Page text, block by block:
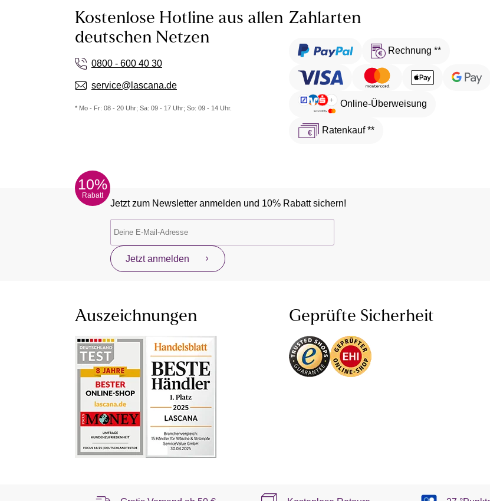
Kostenlose Hotline aus allen
deutschen Netzen
0800 - 600 40 30
service@lascana.de
* Mo - Fr: 08 - 20 Uhr; Sa: 09 - 17 Uhr; So: 09 - 14 Uhr.
Zahlarten
Rechnung **
Online-Überweisung
Ratenkauf **
10%
Rabatt
Jetzt zum Newsletter anmelden und 10% Rabatt sichern!
Jetzt anmelden
Auszeichnungen Geprüfte Sicherheit